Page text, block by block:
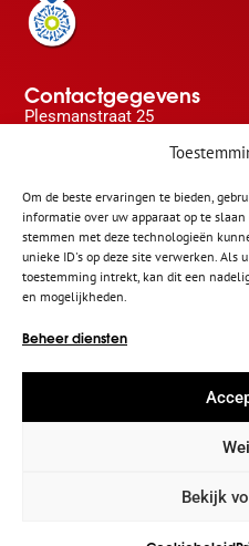
Om de beste ervaringen te bieden,
informatie over uw apparaat op te
stemmen met deze technologieën
unieke ID's op deze site verwerken. Als
toestemming intrekt, kan dit een
en mogelijkheden.
Beheer diensten
Bekijk
Contactgegevens
Plesmanstraat 25
info@dakraamplaatsen.nl
Copyright 2026 | Dakraamplaatsen.nl